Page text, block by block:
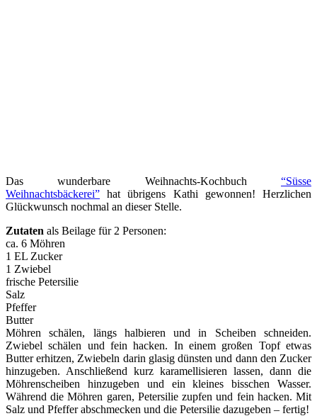
Das wunderbare Weihnachts-Kochbuch “Süsse
Weihnachtsbäckerei” hat übrigens Kathi gewonnen! Herzlichen
Glückwunsch nochmal an dieser Stelle.
Zutaten als Beilage für 2 Personen:
ca. 6 Möhren
1 EL Zucker
1 Zwiebel
frische Petersilie
Salz
Pfeffer
Butter
Möhren schälen, längs halbieren und in Scheiben schneiden.
Zwiebel schälen und fein hacken. In einem großen Topf etwas
Butter erhitzen, Zwiebeln darin glasig dünsten und dann den Zucker
hinzugeben. Anschließend kurz karamellisieren lassen, dann die
Möhrenscheiben hinzugeben und ein kleines bisschen Wasser.
Während die Möhren garen, Petersilie zupfen und fein hacken. Mit
Salz und Pfeffer abschmecken und die Petersilie dazugeben – fertig!